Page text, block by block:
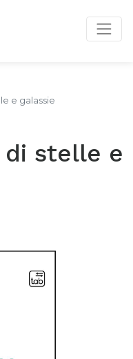
e galassie
stelle e